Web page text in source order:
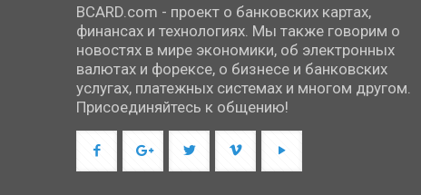
BCARD.com - проект о банковских картах,
финансах и технологиях. Мы также говорим о
новостях в мире экономики, об электронных
валютах и форексе, о бизнесе и банковских
услугах, платежных системах и многом другом.
Присоединяйтесь к общению!